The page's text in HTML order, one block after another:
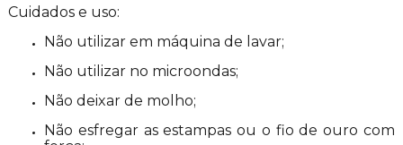
Cuidados e uso:
Não utilizar em máquina de lavar;
Não utilizar no microondas;
Não deixar de molho;
Não esfregar as estampas ou o fio de ouro com